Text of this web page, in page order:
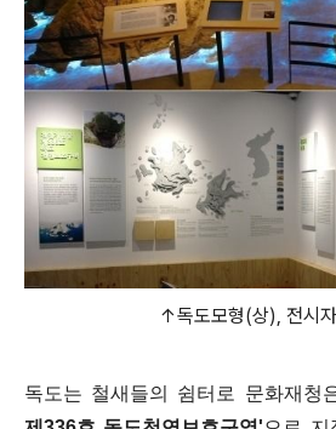
↑독도모형(상), 전시
독도는 철새들의 쉼터로 문화재청